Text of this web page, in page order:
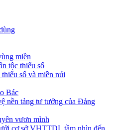
miền
tộc thiểu số
số và miền núi
Bác
nền tảng tư tưởng của Đảng
vươn mình
cơ sở VHTTDL tầm nhìn đến